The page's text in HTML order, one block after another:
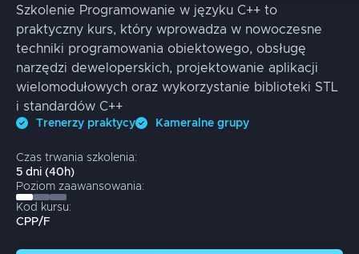
Szkolenie Programowanie w języku C++ to
praktyczny kurs, który wprowadza w nowoczesne
techniki programowania obiektowego, obsługę
narzędzi deweloperskich, projektowanie aplikacji
wielomodułowych oraz wykorzystanie biblioteki STL
i standardów C++
Trenerzy praktycy Kameralne grupy
Czas trwania szkolenia:
5 dni (40 h)
Poziom zaawansowania:
Kod kursu:
CPP/F